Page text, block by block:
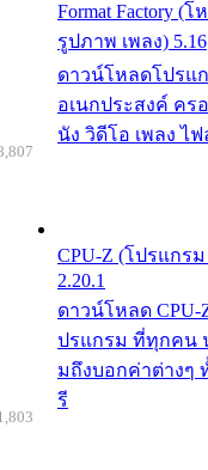
Format Factory (
รูปภาพ เพลง) 5.16
ดาวน์โหลดโปรแก
อเนกประสงค์ คร
นัง วิดีโอ เพลง ไ
CPU-Z (โปรแกร
2.20.1
ดาวน์โหลด CPU-
ปรแกรม ที่ทุกคน
มถึงบอกค่าต่างๆ
รี